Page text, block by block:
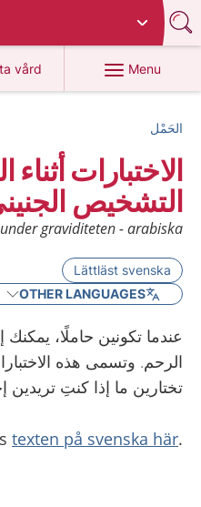
vård
1177.se
Menu
الحَمْل
الاختبارات
التشخيص
graviditeten - arabiska
Lättläst svenska
OTHER LANGUAGES
عندما تكونين حاملًا،
الرحم. وتسمى هذه
تختارين ما إذا كنتِ تريدين
.Läs
texten på svenska här